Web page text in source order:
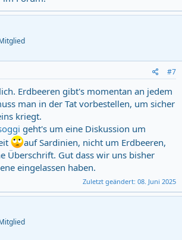
#7
Erdbeeren gibt's momentan an jedem
man in der Tat vorbestellen, um sicher
kriegt.
geht's um eine Diskussion um
auf Sardinien, nicht um Erdbeeren,
Überschrift. Gut dass wir uns bisher
eingelassen haben.
Zuletzt geändert: 08. Juni 2025